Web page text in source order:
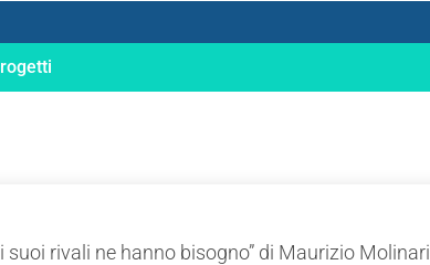
suoi rivali ne hanno bisogno” di Maurizio Molinari